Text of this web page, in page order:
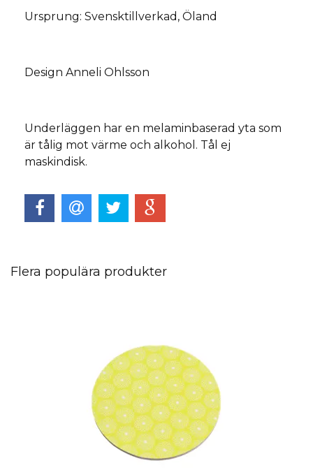
Ursprung: Svensktillverkad, Öland
Design Anneli Ohlsson
Underläggen har en melaminbaserad yta som
är tålig mot värme och alkohol. Tål ej
maskindisk.
Flera populära produkter